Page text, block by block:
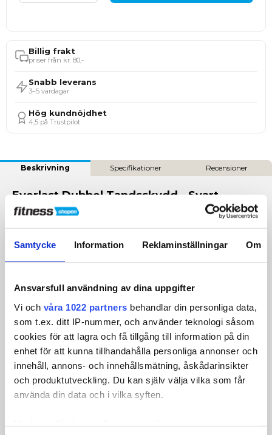
Samtycke Information Reklaminställningar Om
Ansvarsfull användning av dina uppgifter
Vi och våra 1022 partners behandlar din personliga data,
som t.ex. ditt IP-nummer, och använder teknologi såsom
cookies för att lagra och få tillgång till information på din
enhet för att kunna tillhandahålla personliga annonser och
innehåll, annons- och innehållsmätning, åskådarinsikter
och produktutveckling. Du kan själv välja vilka som får
använda din data och i vilka syften.
Billig frakt
priser från kr. 80,-
Snabb leverans
3–5 vardagar
Hög kundnöjdhet
4,5 på Trustpilot
Beskrivning Specifikationer Recensioner
Everlast Dubbel Tandsskydd - Svart
Skydda både över- och underkäke med Everlast Double
Tandskydd - Svart. Ett bekvämt och säkert tandskydd
utvecklat för boxning, kampsport och intensiv kontaktsport
en personlig passform samtidigt som ventilationskanalen
hjälper dig att andas bekvämt under träning och sparring.
Funktioner och fördelar
Dubbelt skydd för över- och underkäke
Ger extra säkerhet och hjälper till att skydda tänderna
vid slag och kontakt.
Formbar "cook and bite"-design
Integrerad ventilationskanal